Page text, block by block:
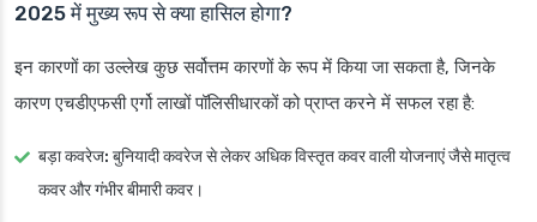
2025 में मुख्य रूप से क्या हासिल होगा?
इन कारणों का उल्लेख कुछ सर्वोत्तम कारणों के रूप में किया जा सकता है, जिनके
कारण एचडीएफसी एर्गो लाखों पॉलिसीधारकों को प्राप्त करने में सफल रहा है:
बड़ा कवरेज: बुनियादी कवरेज से लेकर अधिक विस्तृत कवर वाली योजनाएं जैसे मातृत्व
कवर और गंभीर बीमारी कवर।